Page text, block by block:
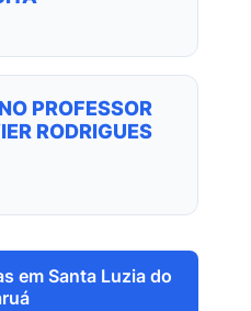
PROFESSOR
RODRIGUES
em Santa Luzia do